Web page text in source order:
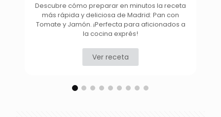
Descubre cómo preparar en minutos la receta
más rápida y deliciosa de Madrid: Pan con
Tomate y Jamón. ¡Perfecta para aficionados a
la cocina exprés!
Ver receta